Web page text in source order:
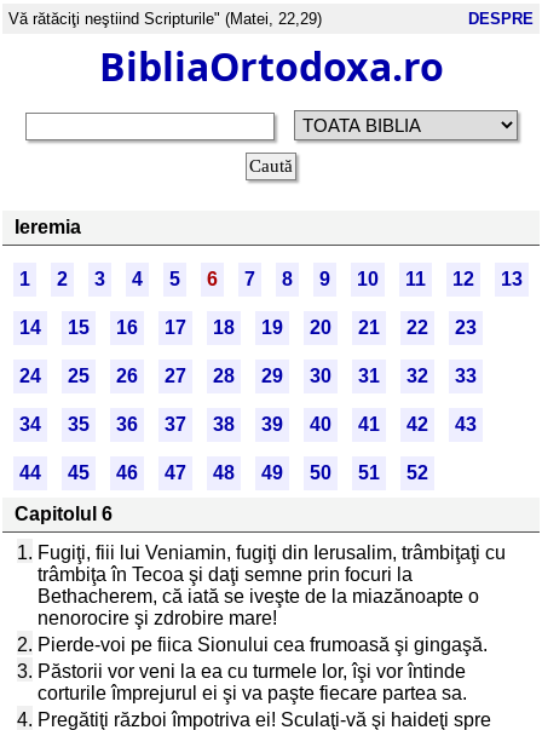
Vă rătăciţi neştiind Scripturile" (Matei, 22,29) DESPRE
BibliaOrtodoxa.ro
Ieremia
1 2 3 4 5 6 7 8 9 10 11 12 13
14 15 16 17 18 19 20 21 22 23
24 25 26 27 28 29 30 31 32 33
34 35 36 37 38 39 40 41 42 43
44 45 46 47 48 49 50 51
52
Capitolul 6
1. Fugiţi, fiii lui Veniamin, fugiţi din Ierusalim, trâmbiţaţi cu
trâmbiţa în Tecoa şi daţi semne prin focuri la
Bethacherem, că iată se iveşte de la miazănoapte o
nenorocire şi zdrobire mare!
2. Pierde-voi pe fiica Sionului cea frumoasă şi gingaşă.
3. Păstorii vor veni la ea cu turmele lor, îşi vor întinde
corturile împrejurul ei şi va paşte fiecare partea sa.
4. Pregătiţi război împotriva ei! Sculaţi-vă şi haideţi spre